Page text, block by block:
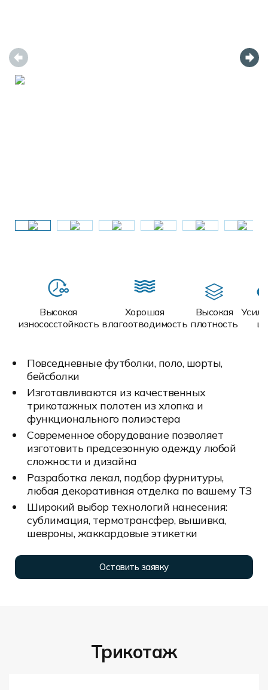
Высокая
износосстойкость
Хорошая
влагоотводимость
Высокая
плотность
Повседневные футболки, поло, шорты,
бейсболки
Изготавливаются из качественных
трикотажных полотен из хлопка и
функционального полиэстера
Современное оборудование позволяет
изготовить предсезонную одежду любой
сложности и дизайна
Разработка лекал, подбор фурнитуры,
любая декоративная отделка по вашему ТЗ
Широкий выбор технологий нанесения:
сублимация, термотрансфер, вышивка,
шевроны, жаккардовые этикетки
Оставить заявку
Трикотаж